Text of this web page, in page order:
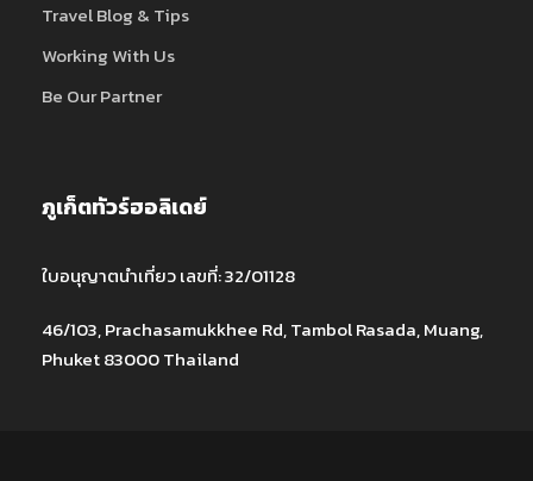
Travel Blog & Tips
Working With Us
Be Our Partner
ภูเก็ตทัวร์ฮอลิเดย์
ใบอนุญาตนำเที่ยว เลขที่: 32/01128
46/103, Prachasamukkhee Rd, Tambol Rasada, Muang,
Phuket 83000 Thailand